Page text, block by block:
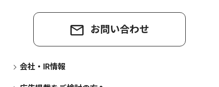
お問い合わせ
会社・IR情報